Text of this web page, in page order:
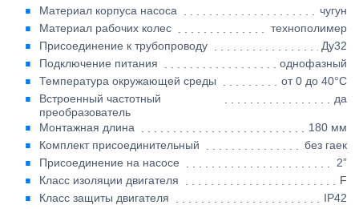
Материал корпуса насоса
чугун
Материал рабочих колес
технополимер
Присоединение к трубопроводу
Ду32
Подключение питания
однофазный
Температура окружающей среды
от 0 до 40°C
Встроенный частотный
преобразователь
да
Монтажная длина
180 мм
Комплект присоединительный
без гаек
Присоединение на насосе
2”
Класс изоляции двигателя
F
Класс защиты двигателя
IP42